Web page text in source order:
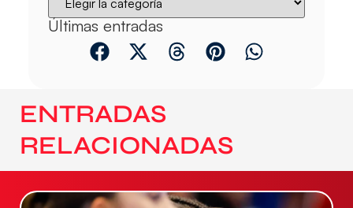
Últimas entradas
ENTRADAS
RELACIONADAS